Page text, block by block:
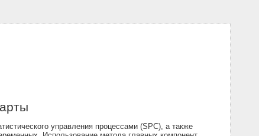
управления процессами (SPC), а также